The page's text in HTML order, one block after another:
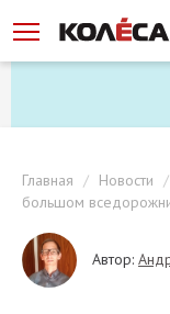
Главная Новости
большом
Автор: